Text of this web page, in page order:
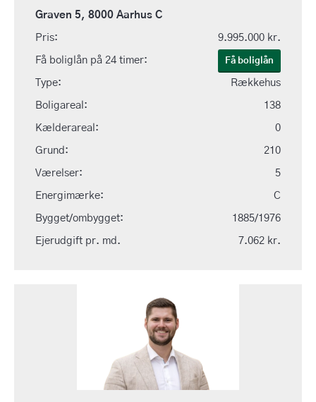
Graven 5, 8000 Aarhus C
Pris: 9.995.000 kr.
Få boliglån på 24 timer: Få boliglån
Type: Rækkehus
Boligareal: 138
Kælderareal: 0
Grund: 210
Værelser: 5
Energimærke: C
Bygget/ombygget: 1885/1976
Ejerudgift pr. md. 7.062 kr.